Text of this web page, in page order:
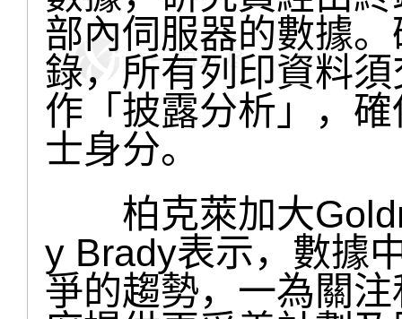
部內伺服器的數據
錄，所有列印資料
作「披露分析」，
士身分。
柏克萊加大
y Brady表示，數據
爭的趨勢，一為關